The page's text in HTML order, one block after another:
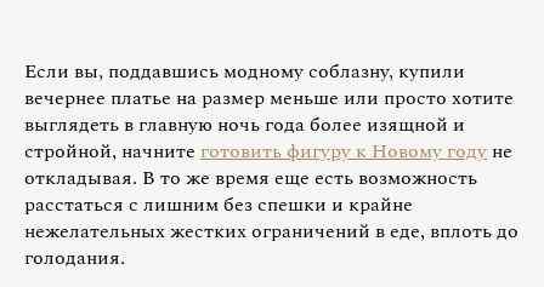
Если вы, поддавшись модному соблазну, купили
вечернее платье на размер меньше или просто хотите
выглядеть в главную ночь года более изящной и
стройной, начните готовить фигуру к Новому году не
откладывая. В то же время еще есть возможность
расстаться с лишним без спешки и крайне
нежелательных жестких ограничений в еде, вплоть до
голодания.